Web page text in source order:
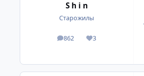
S h i n
Старожилы
862
посты 3
Репутация